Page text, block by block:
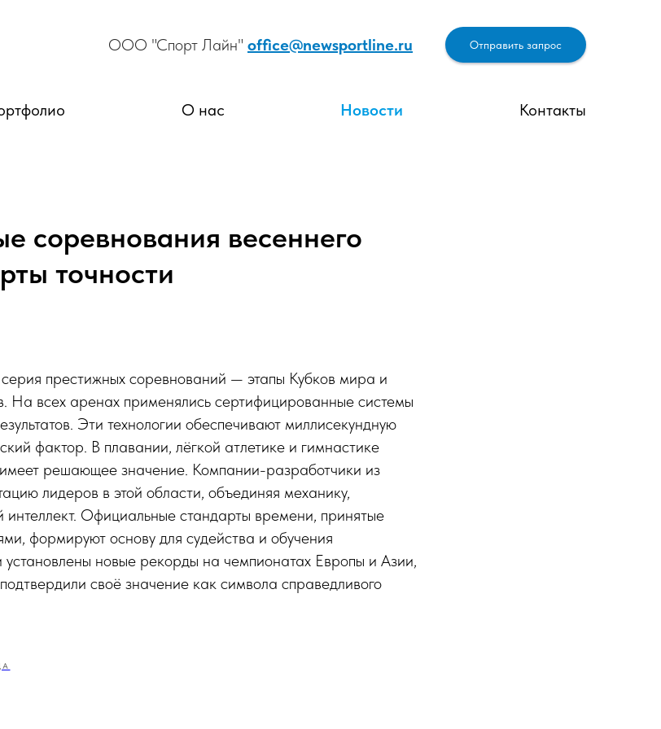
ООО "Спорт Лайн" office@newsportline.ru Отправить запрос
О нас Новости Контакты
соревнования весеннего
точности
престижных соревнований — этапы Кубков мира и
На всех аренах применялись сертифицированные системы
Эти технологии обеспечивают миллисекундную
фактор. В плавании, лёгкой атлетике и гимнастике
решающее значение. Компании-разработчики из
лидеров в этой области, объединяя механику,
интеллект. Официальные стандарты времени, принятые
формируют основу для судейства и обучения
установлены новые рекорды на чемпионатах Европы и Азии,
своё значение как символа справедливого